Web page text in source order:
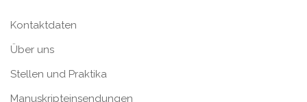
Kontaktdaten
Über uns
Stellen und Praktika
Manuskripteinsendungen